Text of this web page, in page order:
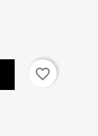
favorite_border